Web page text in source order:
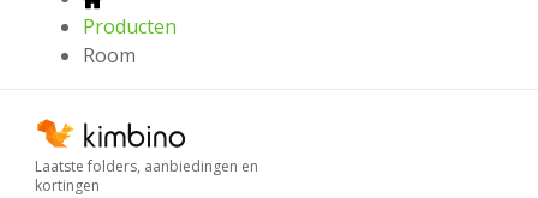
Producten
Room
Laatste folders, aanbiedingen en
kortingen